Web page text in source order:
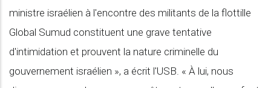
ministre israélien à l'encontre des militants de la flottille
Global Sumud constituent une grave tentative
d'intimidation et prouvent la nature criminelle du
gouvernement israélien », a écrit l'USB. « À lui, nous